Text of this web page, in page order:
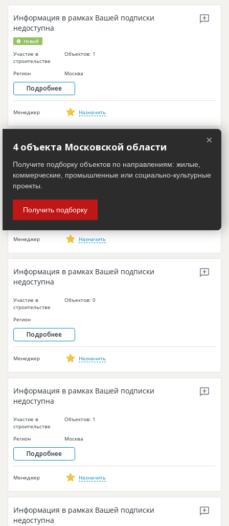
Новый
Информация в рамках Вашей подписки
недоступна
Участие в
строительстве
Объектов: 1
Регион Москва
Подробнее
Менеджер Назначить
Новый
Информация в рамках Вашей подписки
Участие в
строительстве
Объектов: 0
Регион Москва
Подробнее
Менеджер Назначить
Информация в рамках Вашей подписки
недоступна
Участие в
строительстве
Объектов: 0
Регион
Подробнее
Менеджер Назначить
Информация в рамках Вашей подписки
недоступна
Участие в
строительстве
Объектов: 1
Регион Москва
Подробнее
Менеджер Назначить
Информация в рамках Вашей подписки
недоступна
×
4 объекта Московской области
Получите подборку объектов по направлениям: жилые,
коммерческие, промышленные или социально-культурные
проекты.
Получить подборку